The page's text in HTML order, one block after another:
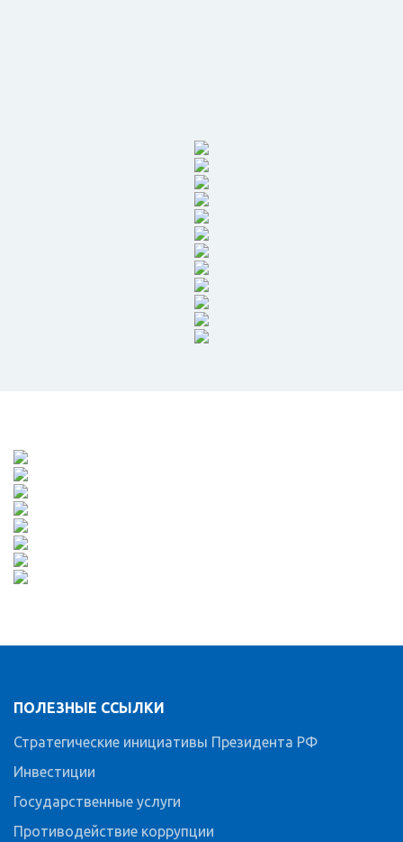
ПОЛЕЗНЫЕ ССЫЛКИ
Стратегические инициативы Президента РФ
Инвестиции
Государственные услуги
Противодействие коррупции